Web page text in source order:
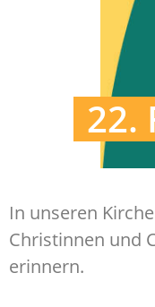
22.
In unseren
Christinnen und
erinnern.